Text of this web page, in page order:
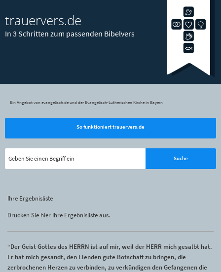
trauervers.de
In 3 Schritten zum passenden Bibelvers
Ein Angebot von evangelisch.de und der Evangelisch-Lutherischen Kirche in Bayern
So funktioniert trauervers.de
Ihre Ergebnisliste
Drucken Sie hier Ihre Ergebnisliste aus.
“Der Geist Gottes des HERRN ist auf mir, weil der HERR mich gesalbt hat.
Er hat mich gesandt, den Elenden gute Botschaft zu bringen, die
zerbrochenen Herzen zu verbinden, zu verkündigen den Gefangenen die